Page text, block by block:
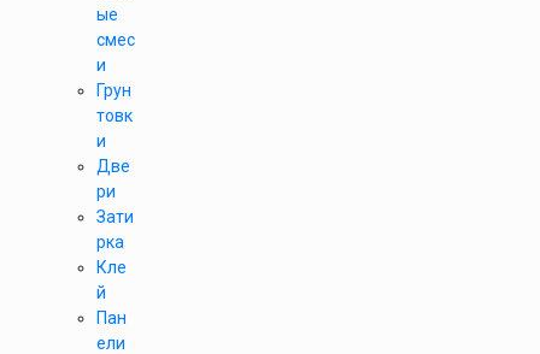
ые
смес
и
Грун
товк
и
Две
ри
Зати
рка
Кле
й
Пан
ели